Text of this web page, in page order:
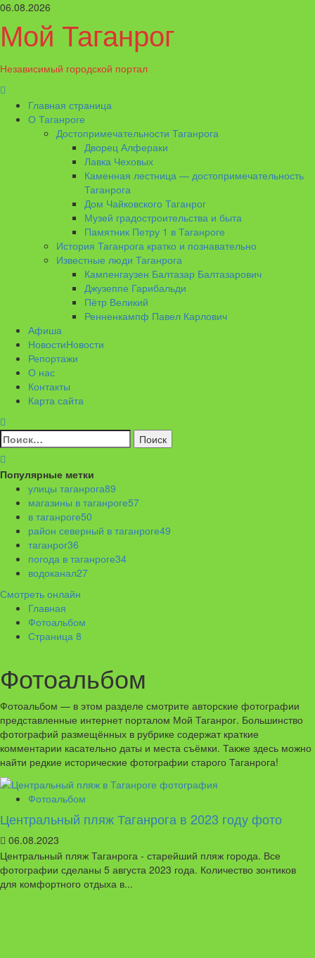
Перейти
содержимому
06.08.2026
Мой Таганрог
Независимый городской портал
менюГлавная страница
О Таганроге
Достопримечательности Таганрога
Дворец Алфераки
Лавка Чеховых
Каменная лестница — достопримечательность
Таганрога
Дом Чайковского Таганрог
Музей градостроительства и быта
Памятник Петру 1 в Таганроге
История Таганрога кратко и познавательно
Известные люди Таганрога
Кампенгаузен Балтазар Балтазарович
Джузеппе Гарибальди
Пётр Великий
Ренненкампф Павел Карлович
Афиша
НовостиНовости
Репортажи
О нас
Контакты
Карта сайта
Найти:
Популярные метки
улицы таганрога89
магазины в таганроге57
в таганроге50
район северный в таганроге49
таганрог36
погода в таганроге34
водоканал27
Смотреть онлайн
Главная
Фотоальбом
Страница 8
Фотоальбом
Фотоальбом — в этом разделе смотрите авторские фотографии
представленные интернет порталом Мой Таганрог. Большинство
фотографий размещённых в рубрике содержат краткие
комментарии касательно даты и места съёмки. Также здесь можно
найти редкие исторические фотографии старого Таганрога!
Фотоальбом
Центральный пляж Таганрога в 2023 году фото
06.08.2023
Центральный пляж Таганрога - старейший пляж города. Все
фотографии сделаны 5 августа 2023 года. Количество зонтиков
для комфортного отдыха в...